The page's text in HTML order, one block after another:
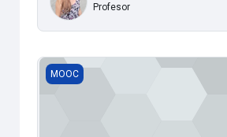
Profesor
Inteligencia artificial y educación
MOOC